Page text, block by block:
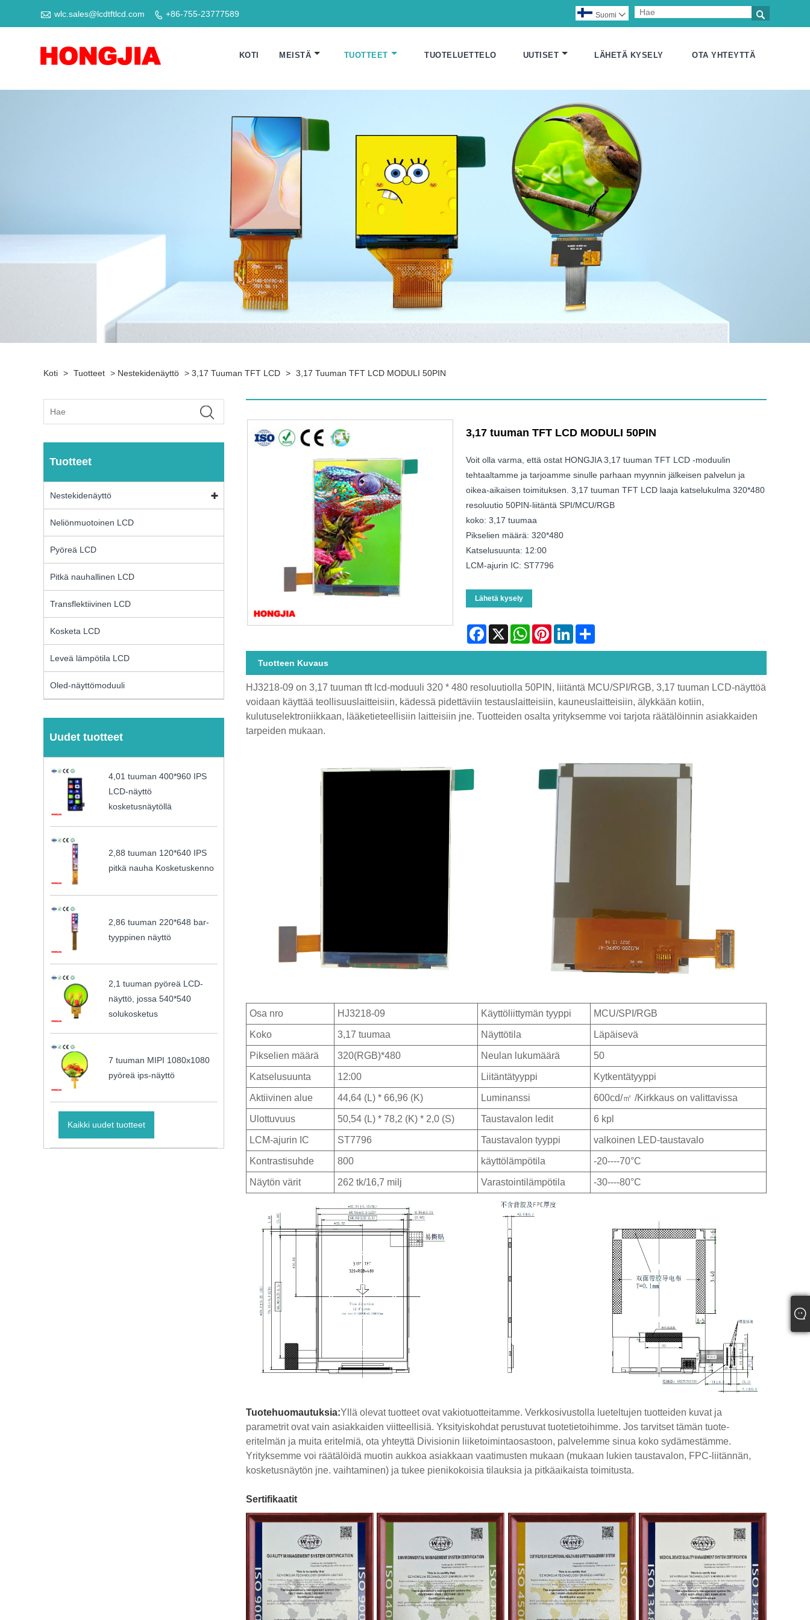
 wlc.sales@lcdtftlcd.com  +86-755-23777589 
Suomi 
KOTI MEISTÄ TUOTTEET TUOTELUETTELO UUTISET LÄHETÄ KYSELY OTA YHTEYTTÄ
Koti > Tuotteet > Nestekidenäyttö > 3,17 Tuuman TFT LCD > 3,17 Tuuman TFT LCD MODULI 50PIN
Tuotteet
Nestekidenäyttö
Neliönmuotoinen LCD
Pyöreä LCD
Pitkä nauhallinen LCD
Transflektiivinen LCD
Kosketa LCD
Leveä lämpötila LCD
Oled-näyttömoduuli
Uudet tuotteet
4,01 tuuman 400*960 IPS
LCD-näyttö
kosketusnäytöllä
2,88 tuuman 120*640 IPS
pitkä nauha Kosketuskenno
2,86 tuuman 220*648 bar-
tyyppinen näyttö
2,1 tuuman pyöreä LCD-
näyttö, jossa 540*540
solukosketus
7 tuuman MIPI 1080x1080
pyöreä ips-näyttö
Kaikki uudet tuotteet
3,17 tuuman TFT LCD MODULI 50PIN
Voit olla varma, että ostat HONGJIA 3,17 tuuman TFT LCD -moduulin
tehtaaltamme ja tarjoamme sinulle parhaan myynnin jälkeisen palvelun ja
oikea-aikaisen toimituksen. 3,17 tuuman TFT LCD laaja katselukulma 320*480
resoluutio 50PIN-liitäntä SPI/MCU/RGB
koko: 3,17 tuumaa
Pikselien määrä: 320*480
Katselusuunta: 12:00
LCM-ajurin IC: ST7796
Lähetä kysely
Facebook
X WhatsAppPinterestLinkedInShare
Tuotteen Kuvaus
HJ3218-09 on 3,17 tuuman tft lcd-moduuli 320 * 480 resoluutiolla 50PIN, liitäntä MCU/SPI/RGB, 3,17 tuuman LCD-näyttöä
voidaan käyttää teollisuuslaitteisiin, kädessä pidettäviin testauslaitteisiin, kauneuslaitteisiin, älykkään kotiin,
kulutuselektroniikkaan, lääketieteellisiin laitteisiin jne. Tuotteiden osalta yrityksemme voi tarjota räätälöinnin asiakkaiden
tarpeiden mukaan.
Osa nro HJ3218-09 Käyttöliittymän tyyppi MCU/SPI/RGB
Koko 3,17 tuumaa Näyttötila Läpäisevä
Pikselien määrä 320(RGB)*480 Neulan lukumäärä 50
Katselusuunta 12:00 Liitäntätyyppi Kytkentätyyppi
Aktiivinen alue 44,64 (L) * 66,96 (K) Luminanssi 600cd/㎡ /Kirkkaus on valittavissa
Ulottuvuus 50,54 (L) * 78,2 (K) * 2,0 (S) Taustavalon ledit 6 kpl
LCM-ajurin IC ST7796 Taustavalon tyyppi valkoinen LED-taustavalo
Kontrastisuhde 800 käyttölämpötila -20----70°C
Näytön värit 262 tk/16,7 milj Varastointilämpötila -30----80°C
Tuotehuomautuksia:Yllä olevat tuotteet ovat vakiotuotteitamme. Verkkosivustolla lueteltujen tuotteiden kuvat ja
parametrit ovat vain asiakkaiden viitteellisiä. Yksityiskohdat perustuvat tuotetietoihimme. Jos tarvitset tämän tuote-
eritelmän ja muita eritelmiä, ota yhteyttä Divisionin liiketoimintaosastoon, palvelemme sinua koko sydämestämme.
Yrityksemme voi räätälöidä muotin aukkoa asiakkaan vaatimusten mukaan (mukaan lukien taustavalon, FPC-liitännän,
kosketusnäytön jne. vaihtaminen) ja tukee pienikokoisia tilauksia ja pitkäaikaista toimitusta.
Sertifikaatit